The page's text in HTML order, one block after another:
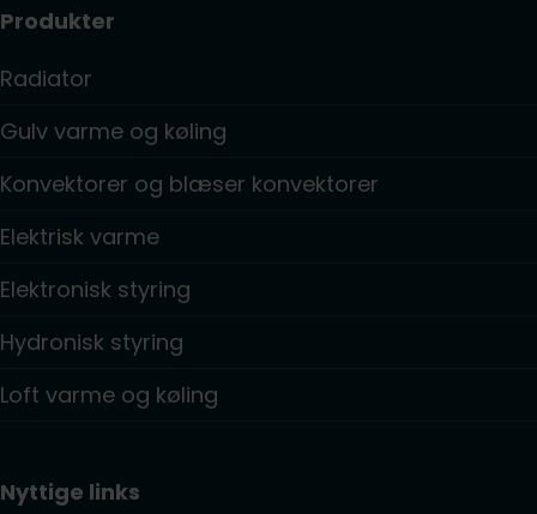
Produkter
Radiator
Gulv varme og køling
Konvektorer og blæser konvektorer
Elektrisk varme
Elektronisk styring
Hydronisk styring
Loft varme og køling
Nyttige links